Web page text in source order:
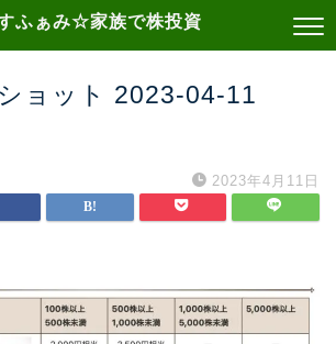
ふぁみ☆家族で株投資
ョット 2023-04-11
2023年4月11日